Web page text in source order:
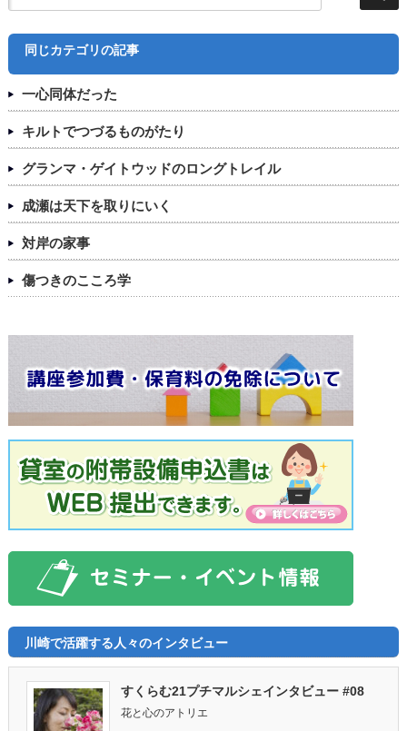
同じカテゴリの記事
一心同体だった
キルトでつづるものがたり
グランマ・ゲイトウッドのロングトレイル
成瀬は天下を取りにいく
対岸の家事
傷つきのこころ学
川崎で活躍する人々のインタビュー
すくらむ21プチマルシェインタビュー #08
花と心のアトリエ